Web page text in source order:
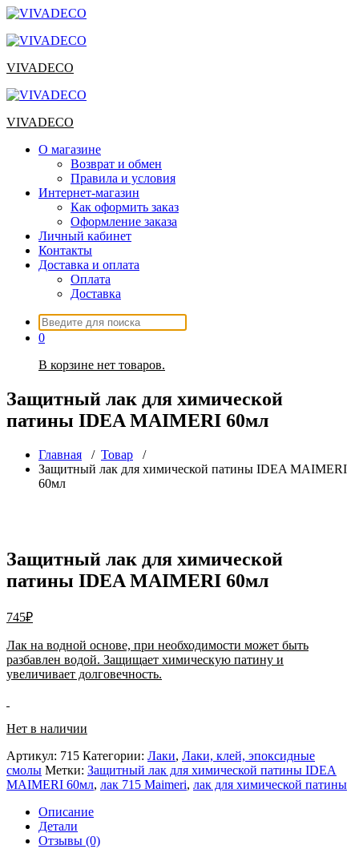
Перейти
содержимому
VIVADECO
VIVADECO
О магазине
Возврат и обмен
Правила и условия
Интернет-магазин
Как оформить заказ
Оформление заказа
Личный кабинет
Контакты
Доставка и оплата
Оплата
Доставка
Искать:
0
В корзине нет товаров.
Защитный лак для химической
патины IDEA MAIMERI 60мл
Главная / Товар /
Защитный лак для химической патины IDEA MAIMERI
60мл
Защитный лак для химической
патины IDEA MAIMERI 60мл
745₽
Лак на водной основе, при необходимости может быть
разбавлен водой. Защищает химическую патину и
увеличивает долговечность.
Нет в наличии
Артикул: 715 Категории: Лаки, Лаки, клей, эпоксидные
смолы Метки: Защитный лак для химической патины IDEA
MAIMERI 60мл, лак 715 Maimeri, лак для химической патины
Описание
Детали
Отзывы (0)